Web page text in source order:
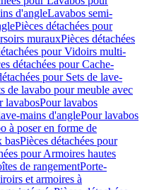
d'angleLavabos semi-
Pièces détachées pour
murauxPièces détachées
pour Vidoirs multi-
détachées pour Cache-
pour Sets de lave-
de lavabo pour meuble avec
lavabosPour lavabos
mains d'anglePour lavabos
à poser en forme de
basPièces détachées pour
pour Armoires hautes
de rangementPorte-
et armoires à